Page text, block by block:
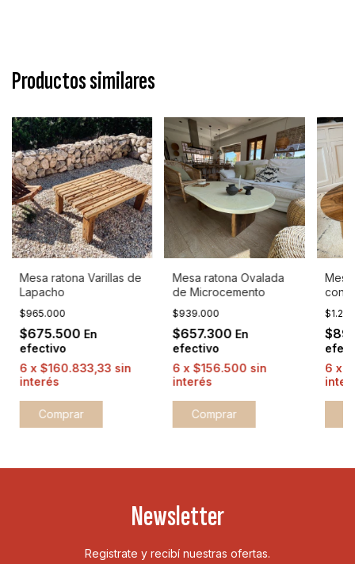
Productos similares
Mesa ratona Varillas de
Lapacho
$965.000
$675.500 En
efectivo
6 x$160.833,33 sin
interés
Comprar
Mesa ratona Ovalada
de Microcemento
$939.000
$657.300 En
efectivo
6 x$156.500 sin
interés
con
6 x
Newsletter
Registrate y recibí nuestras ofertas.